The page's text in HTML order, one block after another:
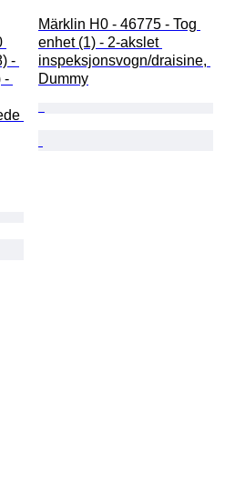
-
-
Märklin H0 - 46775 - Tog
enhet (1) - 2-akslet
inspeksjonsvogn/draisine,
Dummy